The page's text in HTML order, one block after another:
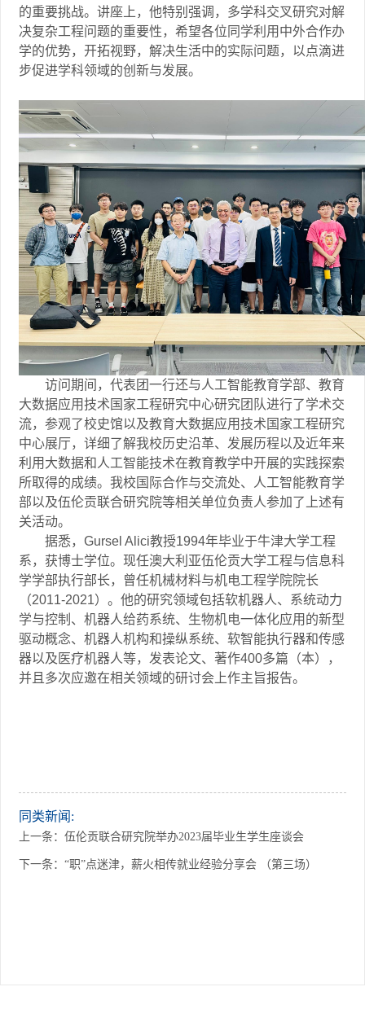
的重要挑战。讲座上，他特别强调，多学科交叉研究对解
决复杂工程问题的重要性，希望各位同学利用中外合作办
学的优势，开拓视野，解决生活中的实际问题，以点滴进
步促进学科领域的创新与发展。
访问期间，代表团一行还与人工智能教育学部、教育
大数据应用技术国家工程研究中心研究团队进行了学术交
流，参观了校史馆以及教育大数据应用技术国家工程研究
中心展厅，详细了解我校历史沿革、发展历程以及近年来
利用大数据和人工智能技术在教育教学中开展的实践探索
所取得的成绩。我校国际合作与交流处、人工智能教育学
部以及伍伦贡联合研究院等相关单位负责人参加了上述有
关活动。
据悉， Gursel Alici教授1994年毕业于牛津大学工程
系，获博士学位。现任澳大利亚伍伦贡大学工程与信息科
学学部执行部长，曾任机械材料与机电工程学院院长
（2011-2021）。他的研究领域包括软机器人、系统动力
学与控制、机器人给药系统、生物机电一体化应用的新型
驱动概念、机器人机构和操纵系统、软智能执行器和传感
器以及医疗机器人等，发表论文、著作400多篇（本），
并且多次应邀在相关领域的研讨会上作主旨报告。
同类新闻:
上一条： 伍伦贡联合研究院举办2023届毕业生学生座谈会
下一条： “职”点迷津，薪火相传就业经验分享会 （第三场）